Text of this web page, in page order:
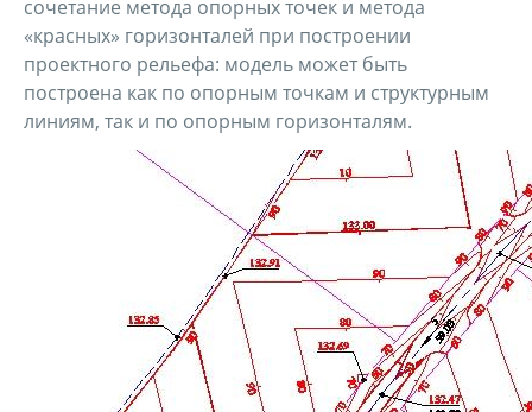
сочетание метода опорных точек и метода
«красных» горизонталей при построении
проектного рельефа: модель может быть
построена как по опорным точкам и структурным
линиям, так и по опорным горизонталям.